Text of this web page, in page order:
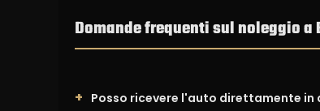
Domande frequenti sul noleggio a
Posso ricevere l'auto direttamente in